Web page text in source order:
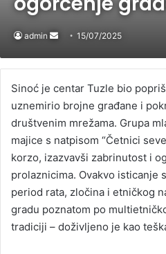
admin
Send
email
15/07/2025
Sinoć je centar Tuzle bio
uznemirio brojne građane i
društvenim mrežama. Grupa
majice s natpisom “Četnici
korzo, izazvavši zabrinutost i
prolaznicima. Ovakvo isticanje
period rata, zločina i etničkog
gradu poznatom po
tradiciji – doživljeno je kao